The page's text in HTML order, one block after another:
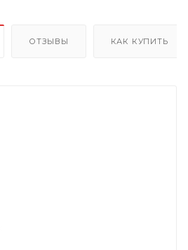
ОТЗЫВЫ КАК КУПИТЬ